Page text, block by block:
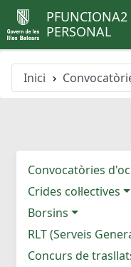
PFUNCIONA2
PERSONAL
Inici
Convocatòries
Crides col·lectives
Borsins
RLT (Serveis
Concurs de